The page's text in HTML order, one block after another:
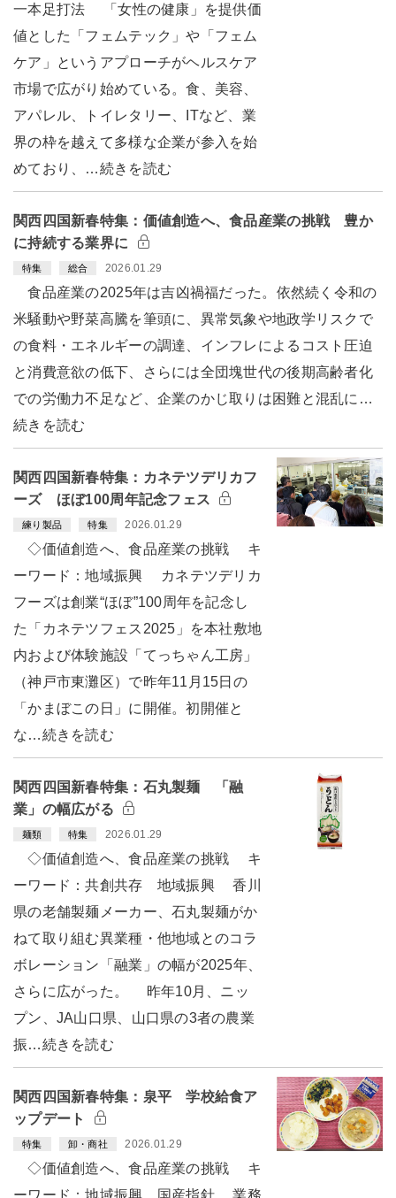
一本足打法 「女性の健康」を提供価
値とした「フェムテック」や「フェム
ケア」というアプローチがヘルスケア
市場で広がり始めている。食、美容、
アパレル、トイレタリー、ITなど、業
界の枠を越えて多様な企業が参入を始
めており、…続きを読む
関西四国新春特集：価値創造へ、食品産業の挑戦 豊か
に持続する業界に
特集 総合 2026.01.29
食品産業の2025年は吉凶禍福だった。依然続く令和の
米騒動や野菜高騰を筆頭に、異常気象や地政学リスクで
の食料・エネルギーの調達、インフレによるコスト圧迫
と消費意欲の低下、さらには全団塊世代の後期高齢者化
での労働力不足など、企業のかじ取りは困難と混乱に…
続きを読む
関西四国新春特集：カネテツデリカフ
ーズ ほぼ100周年記念フェス
練り製品 特集 2026.01.29
◇価値創造へ、食品産業の挑戦 キ
ーワード：地域振興 カネテツデリカ
フーズは創業“ほぼ”100周年を記念し
た「カネテツフェス2025」を本社敷地
内および体験施設「てっちゃん工房」
（神戸市東灘区）で昨年11月15日の
「かまぼこの日」に開催。初開催と
な…続きを読む
関西四国新春特集：石丸製麺 「融
業」の幅広がる
麺類 特集 2026.01.29
◇価値創造へ、食品産業の挑戦 キ
ーワード：共創共存 地域振興 香川
県の老舗製麺メーカー、石丸製麺がか
ねて取り組む異業種・他地域とのコラ
ボレーション「融業」の幅が2025年、
さらに広がった。 昨年10月、ニッ
プン、JA山口県、山口県の3者の農業
振…続きを読む
関西四国新春特集：泉平 学校給食ア
ップデート
特集 卸・商社 2026.01.29
◇価値創造へ、食品産業の挑戦 キ
ーワード：地域振興 国産指針 業務